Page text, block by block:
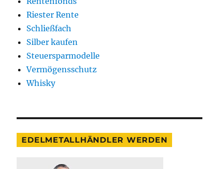
Riester Rente
Schließfach
Silber kaufen
Steuersparmodelle
Vermögensschutz
Whisky
EDELMETALLHÄNDLER WERDEN